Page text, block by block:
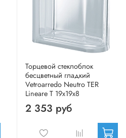
Торцевой стеклоблок
бесцветный гладкий
Vetroarredo Neutro TER
Lineare T 19x19x8
2 353 руб